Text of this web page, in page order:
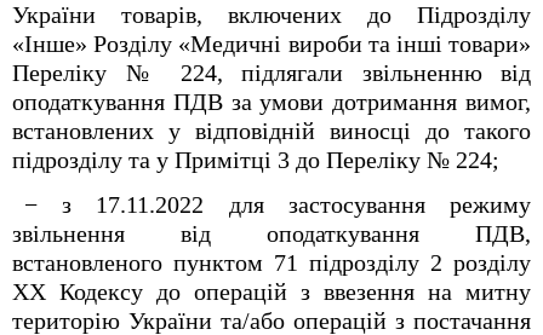
України товарів, включених до Підрозділу
«Інше» Розділу «Медичні вироби та інші товари»
Переліку № 224, підлягали звільненню від
оподаткування ПДВ за умови дотримання вимог,
встановлених у відповідній виносці до такого
підрозділу та у Примітці 3 до Переліку № 224;
− з 17.11.2022 для застосування режиму
звільнення від оподаткування ПДВ,
встановленого пунктом 71 підрозділу 2 розділу
ХХ Кодексу до операцій з ввезення на митну
територію України та/або операцій з постачання